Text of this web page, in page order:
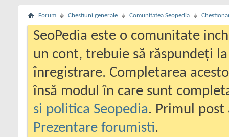
Forum Chestiuni generale Comunitatea Seopedia
SeoPedia este o comunitate
un cont, trebuie să răspundeți
înregistrare. Completarea
însă modul în care sunt
si politica Seopedia. Primul
Prezentare forumisti.